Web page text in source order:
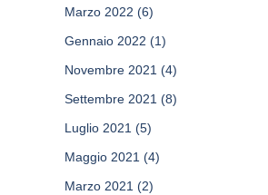
Marzo 2022 (6)
Gennaio 2022 (1)
Novembre 2021 (4)
Settembre 2021 (8)
Luglio 2021 (5)
Maggio 2021 (4)
Marzo 2021 (2)